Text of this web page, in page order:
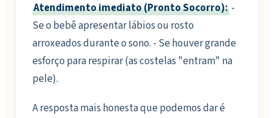
Atendimento imediato (Pronto Socorro): -
Se o bebê apresentar lábios ou rosto
arroxeados durante o sono. - Se houver grande
esforço para respirar (as costelas "entram" na
pele).
A resposta mais honesta que podemos dar é